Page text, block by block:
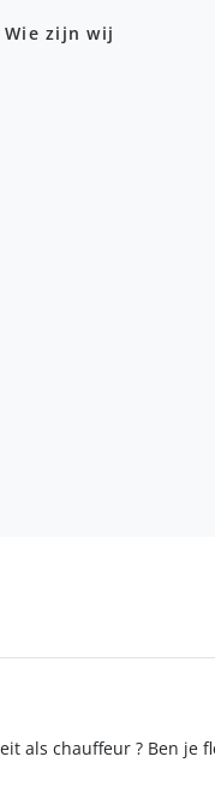
Wie zijn wij
als chauffeur ? Ben je